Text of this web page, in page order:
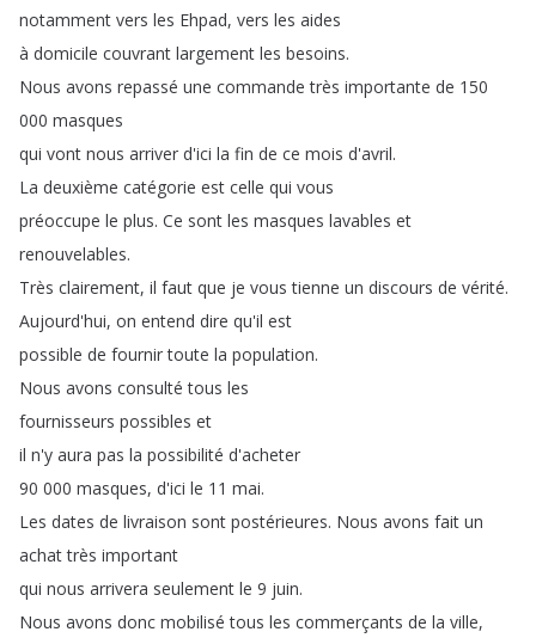
notamment vers les Ehpad, vers les aides
à domicile couvrant largement les besoins.
Nous avons repassé une commande très importante de 150
000 masques
qui vont nous arriver d'ici la fin de ce mois d'avril.
La deuxième catégorie est celle qui vous
préoccupe le plus. Ce sont les masques lavables et
renouvelables.
Très clairement, il faut que je vous tienne un discours de vérité.
Aujourd'hui, on entend dire qu'il est
possible de fournir toute la population.
Nous avons consulté tous les
fournisseurs possibles et
il n'y aura pas la possibilité d'acheter
90 000 masques, d'ici le 11 mai.
Les dates de livraison sont postérieures. Nous avons fait un
achat très important
qui nous arrivera seulement le 9 juin.
Nous avons donc mobilisé tous les commerçants de la ville,